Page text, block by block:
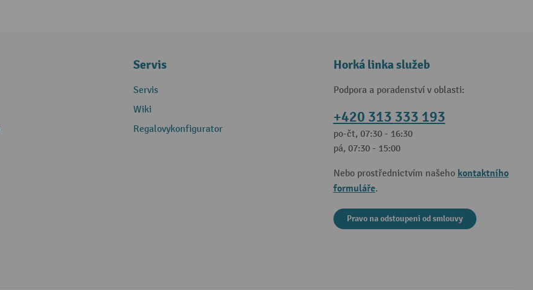
Servis
Servis
Wiki
Regalovykonfigurator
Horká linka služeb
Podpora a poradenství v oblasti:
+420 313 333 193
po-čt, 07:30 - 16:30
pá, 07:30 - 15:00
Nebo prostřednictvím našeho kontaktního
formuláře.
Pravo na odstoupeni od smlouvy